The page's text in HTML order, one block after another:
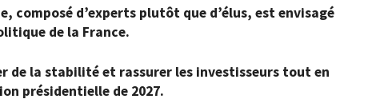
composé d’experts plutôt que d’élus, est envisagé
de la France.
de la stabilité et rassurer les investisseurs tout en
présidentielle de 2027.